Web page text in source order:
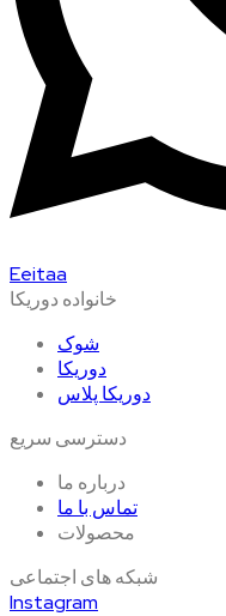
Eeitaa
خانواده دوریکا
شوک
دوریکا
دوریکا پلاس
دسترسی سریع
درباره ما
تماس با ما
محصولات
شبکه های اجتماعی
Instagram